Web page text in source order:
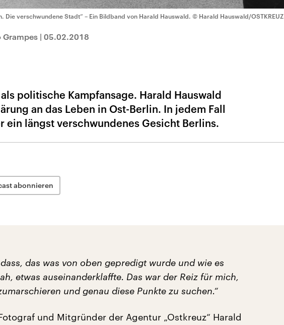
Die verschwundene Stadt“ – Ein Bildband von Harald Hauswald. © Harald Hauswald/OSTKREUZ
Grampes | 05.02.2018
politische Kampfansage. Harald Hauswald
an das Leben in Ost-Berlin. In jedem Fall
ein längst verschwundenes Gesicht Berlins.
abonnieren
das was von oben gepredigt wurde und wie es
etwas auseinanderklaffte. Das war der Reiz für mich,
und genau diese Punkte zu suchen.“
und Mitgründer der Agentur „Ostkreuz“ Harald